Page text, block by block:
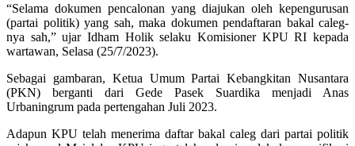
“Selama dokumen pencalonan yang diajukan oleh kepengurusan
(partai politik) yang sah, maka dokumen pendaftaran bakal caleg-
nya sah,” ujar Idham Holik selaku Komisioner KPU RI kepada
wartawan, Selasa (25/7/2023).
Sebagai gambaran, Ketua Umum Partai Kebangkitan Nusantara
(PKN) berganti dari Gede Pasek Suardika menjadi Anas
Urbaningrum pada pertengahan Juli 2023.
Adapun KPU telah menerima daftar bakal caleg dari partai politik